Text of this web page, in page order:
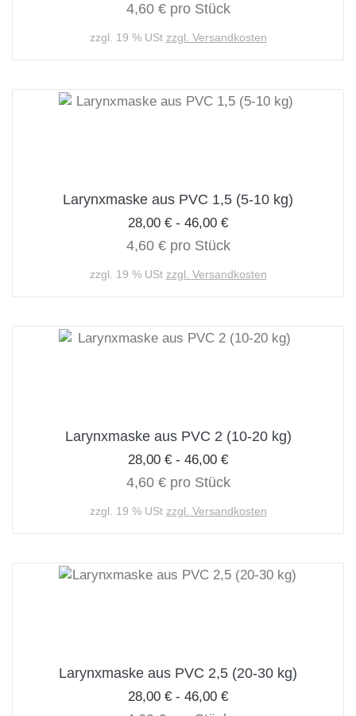
4,60 € pro Stück
zzgl. 19 % USt zzgl. Versandkosten
Larynxmaske aus PVC 1,5 (5-10 kg)
28,00 € - 46,00 €
4,60 € pro Stück
zzgl. 19 % USt zzgl. Versandkosten
Larynxmaske aus PVC 2 (10-20 kg)
28,00 € - 46,00 €
4,60 € pro Stück
zzgl. 19 % USt zzgl. Versandkosten
Larynxmaske aus PVC 2,5 (20-30 kg)
28,00 € - 46,00 €